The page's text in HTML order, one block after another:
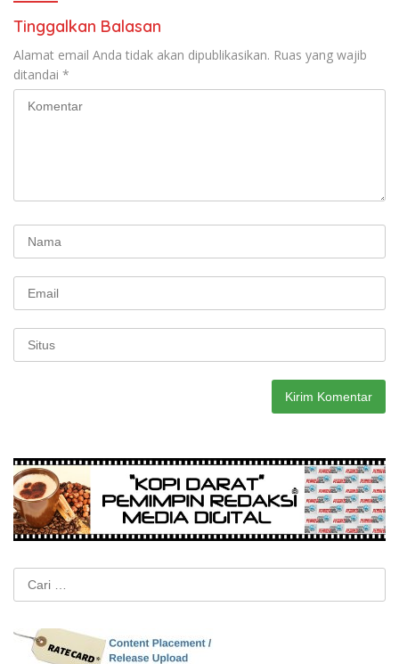
Tinggalkan Balasan
Alamat email Anda tidak akan dipublikasikan. Ruas yang wajib
ditandai *